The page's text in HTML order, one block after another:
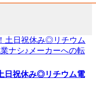
日祝休み◎リチウム電